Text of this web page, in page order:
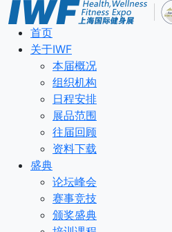
首页
关于IWF
本届概况
组织机构
日程安排
展品范围
往届回顾
资料下载
盛典
论坛峰会
赛事竞技
颁奖盛典